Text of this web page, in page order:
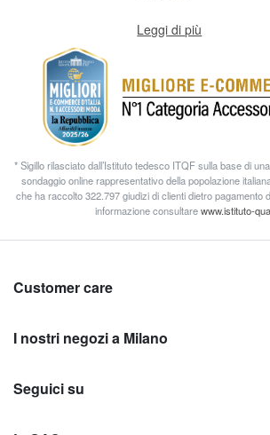
Leggi di più
* Sigillo rilasciato dall’Istituto tedesco ITQF sulla base di
sondaggio online rappresentativo della popolazione
che ha raccolto 322.797 giudizi di clienti dietro pagamento
informazione consultarewww.istituto-
Customer care
I nostri negozi a Milano
Seguici su